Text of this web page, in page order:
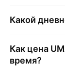
Какой
Как цена
время?